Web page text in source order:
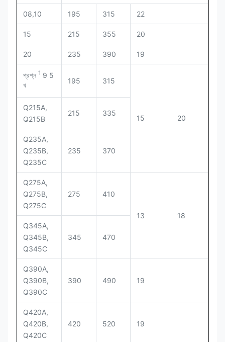
08,10 195 315 22
15 215 355 20
20 235 390 19
প্রশ্ন 1 9 5
খ
195 315
15 20
Q215A,
Q215B
215 335
Q235A,
Q235B,
Q235C
235 370
Q275A,
Q275B,
Q275C
275 410
13
18
Q345A,
Q345B,
Q345C
345 470
Q390A,
Q390B,
Q390C
390 490 19
Q420A,
Q420B,
Q420C
420 520 19